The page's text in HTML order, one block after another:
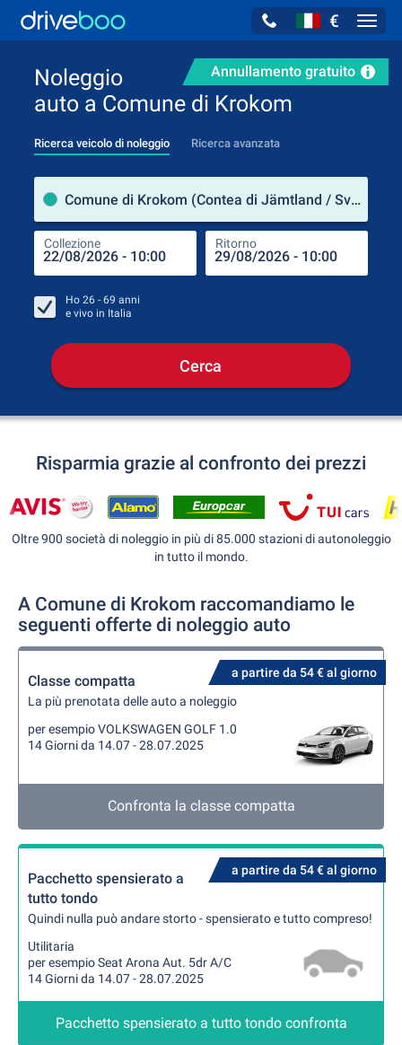
€
Annullamento gratuito
Noleggio
auto a Comune di Krokom
Ricerca veicolo di noleggio Ricerca avanzata
Comune di Krokom (Contea di Jämtland / Svezia)
Collezione Ritorno
Ho 26 - 69 anni
e vivo in Italia
Cerca
Risparmia grazie al confronto dei prezzi
Oltre 900 società di noleggio in più di 85.000 stazioni di autonoleggio
in tutto il mondo.
A Comune di Krokom raccomandiamo le
seguenti offerte di noleggio auto
a partire da 54 € al giorno
Classe compatta
La più prenotata delle auto a noleggio
per esempio VOLKSWAGEN GOLF 1.0
14 Giorni da 14.07 - 28.07.2025
Confronta la classe compatta
a partire da 54 € al giorno
Pacchetto spensierato a
tutto tondo
Quindi nulla può andare storto - spensierato e tutto compreso!
Utilitaria
per esempio Seat Arona Aut. 5dr A/C
14 Giorni da 14.07 - 28.07.2025
Pacchetto spensierato a tutto tondo confronta